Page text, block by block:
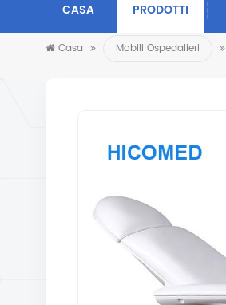
CASA PRODOTTI
Casa Mobili Ospedalieri